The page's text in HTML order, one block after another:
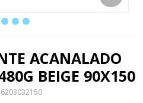
ACANALADO
BEIGE 90X150